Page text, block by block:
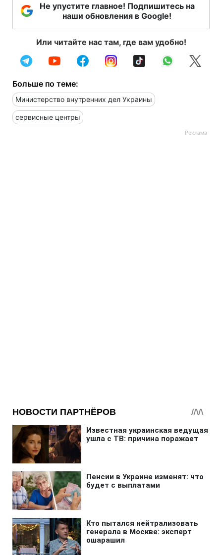
Не упустите главное! Подпишитесь на
наши обновления в Google!
Или читайте нас там, где вам удобно!
Больше по теме:
Министерство внутренних дел Украины
сервисные центры